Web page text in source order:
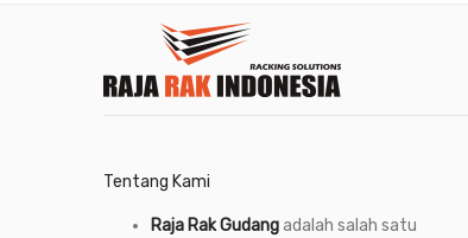
Tentang Kami
Raja Rak Gudangadalah salah satu